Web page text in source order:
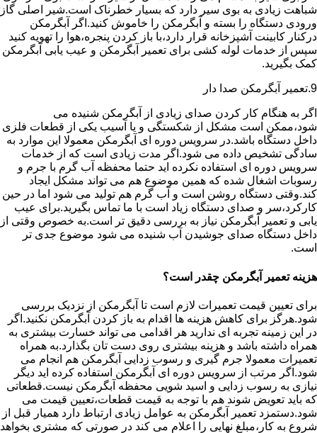
شباهت زیادی به بوی سیر دارد که بسیار خطرناک است.شیر اصلی گاز
ورودی دستگاه را بسته و آبگرمکن را خاموش کنید.اگر آبگرمکن
درکنار کابینت آشپزخانه قرار دارد،با باز کردن پنجره،هوا را تهویه کنید
سپس از خدمات لوله کشی برای تعمیر آبگرمکن و عیب یابی آبگرمکن
کمک بگیرید.
9.تعمیر آبگرمکن صدا دار
اگر به هنگام کار کردن صدای زیادی از آبگرمکن شنیده می
شود،ممکن است مشکل از شکستگی و یا آسیب یکی از قطعات فلزی
داخل دستگاه باشد.در سرویس دوره ای آبگرمکن معمولا این موارد به
سادگی تشخیص داده می شود.اگر مدت زیادی است که از خدمات
سرویس دوره ای استفاده نکرده اید حتما محفظه آب گرم با جرم و
رسوبات اشغال شده که همین موضوع هم می تواند مشکل ایجاد
کند.وقتی دستگاه روشن است و آب گرم هم تولید می شود اما در حین
کارکرد،سر و صدای دستگاه زیاد است با ما تماس بگیرید.برای عیب
یابی و تعمیر آبگرمکن نیاز به بررسی دقیق تر است.به خصوص وقتی از
داخل دستگاه صدای جوشیدن آب شنیده می شود موضوع جدی تر
است.
هزینه تعمیر آبگرمکن چقدر است؟
برای تعیین قیمت تعمیرات لازم است تا آبگرمکن از نزدیک بررسی
شود.هرگز برای کاهش هزینه ها اقدام به باز کردن آبگرمکن نکنید.اگر
در این زمینه تجربه ای ندارید هر اقدامی می تواند خسارت بیشتری به
همراه داشته باشد و هزینه بیشتری روی دست تان بگذارد.به همراه
تعمیرات معمولا جرم گیری و رسوب زدایی آبگرمکن هم انجام می
شود.اگر مرتب از سرویس دوره ای آبگرمکن استفاده کرده اید دیگر
نیازی به رسوب زدایی و اسید شویی محفظه آبگرمکن نیست.قطعاتی
که باید تعویض شوند هم با توجه به قیمت قطعات،تعیین قیمت می
شود.دستمزد تعمیر آبگرمکن به عوامل زیادی ارتباط دارد همیار قبل از
شروع به کار،مبلغ نهایی را اعلام می کند در صورتی که مشتری بخواهد